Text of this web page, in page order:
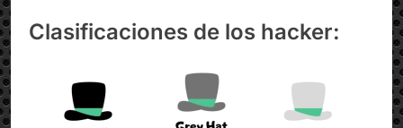
Clasificaciones de los hacker: